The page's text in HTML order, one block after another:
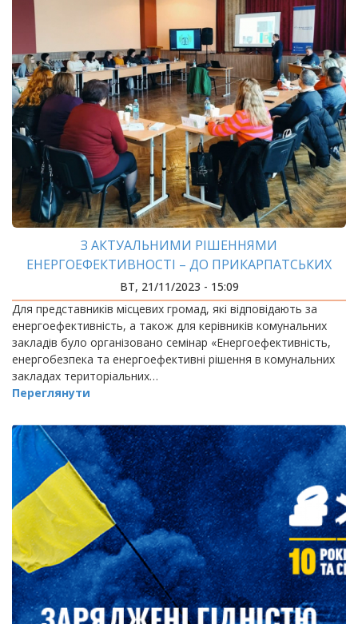
З АКТУАЛЬНИМИ РІШЕННЯМИ
ЕНЕРГОЕФЕКТИВНОСТІ – ДО ПРИКАРПАТСЬКИХ
ГРОМАД
ВТ, 21/11/2023 - 15:09
Для представників місцевих громад, які відповідають за
енергоефективність, а також для керівників комунальних
закладів було організовано семінар «Енергоефективність,
енергобезпека та енергоефективні рішення в комунальних
закладах територіальних…
Переглянути